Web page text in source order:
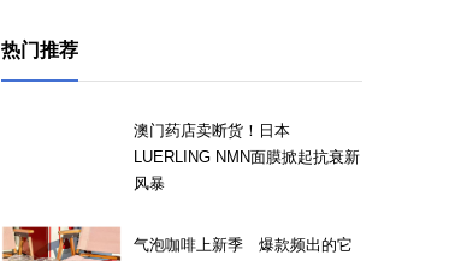
热门推荐
澳门药店卖断货！日本
LUERLING NMN面膜掀起抗衰新
风暴
气泡咖啡上新季 爆款频出的它